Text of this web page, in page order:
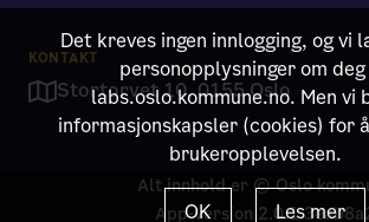
KONTAKT
Stortorvet 10, 0155 Oslo
Alt innhold er © Oslo
App-versjon
Det kreves ingen innlogging, og vi
personopplysninger om deg
labs.oslo.kommune.no. Men vi
informasjonskapsler (cookies) for
brukeropplevelsen.
OK Les mer